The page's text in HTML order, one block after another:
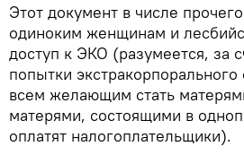
Этот документ в числе
одиноким женщинам и
доступ к ЭКО (разумеется, за
попытки
всем желающим стать
матерями, состоящими в
оплатят налогоплательщики).